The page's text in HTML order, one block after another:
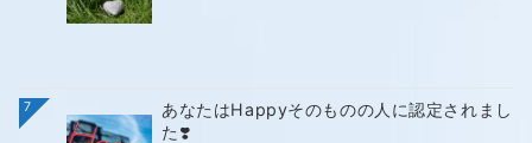
7
あなたはHappyそのものの人に認定されまし
た❣️